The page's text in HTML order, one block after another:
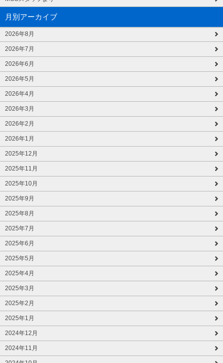
月別アーカイブ
2026年8月
2026年7月
2026年6月
2026年5月
2026年4月
2026年3月
2026年2月
2026年1月
2025年12月
2025年11月
2025年10月
2025年9月
2025年8月
2025年7月
2025年6月
2025年5月
2025年4月
2025年3月
2025年2月
2025年1月
2024年12月
2024年11月